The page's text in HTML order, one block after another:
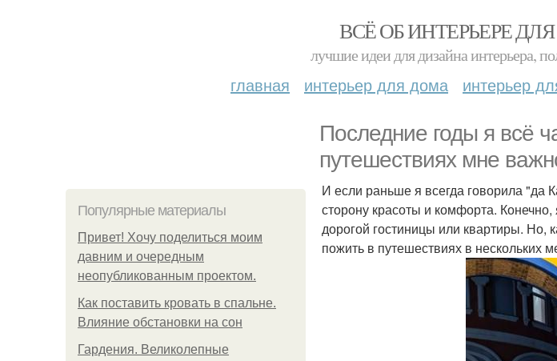
ВСЁ ОБ ИНТЕРЬЕРЕ
лучшие идеи для дизайна интерьера,
главная интерьер для дома интерьер
Последние годы я всё
путешествиях мне
Популярные материалы
Привет! Хочу поделиться моим
давним и очередным
неопубликованным проектом.
Как поставить кровать в спальне.
Влияние обстановки на сон
Гардения. Великолепные
И если раньше я всегда говорила "да
сторону красоты и комфорта.
дорогой гостиницы или квартиры. Но,
пожить в путешествиях в нескольких